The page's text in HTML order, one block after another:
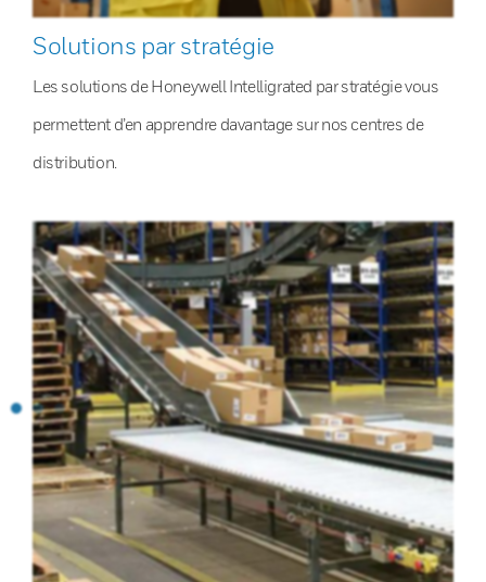
Solutions par stratégie
Les solutions de Honeywell Intelligrated par stratégie vous
permettent d’en apprendre davantage sur nos centres de
distribution.